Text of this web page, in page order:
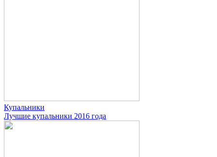
Купальники
Лучшие купальники 2016 года